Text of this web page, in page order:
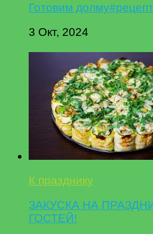
Готовим
3 Окт, 2024
К празднику
ЗАКУСКА НА
ГОСТЕЙ!